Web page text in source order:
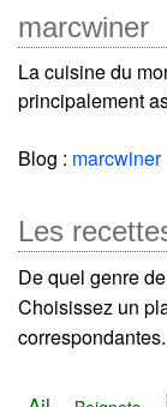
marcwiner
La cuisine du
principalement
Blog : marcwiner
Les
De quel genre
Choisissez un
correspondantes.